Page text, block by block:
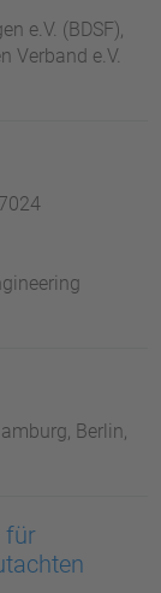
e.V. (BDSF),
Verband e.V.
Berlin,
für